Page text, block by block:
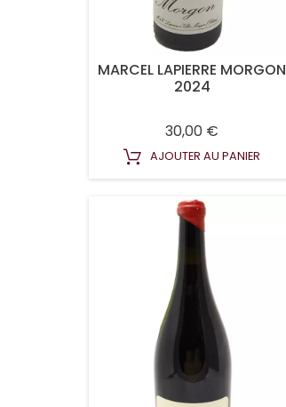
MARCEL LAPIERRE MORGON
2024
30,00 €
AJOUTER AU PANIER